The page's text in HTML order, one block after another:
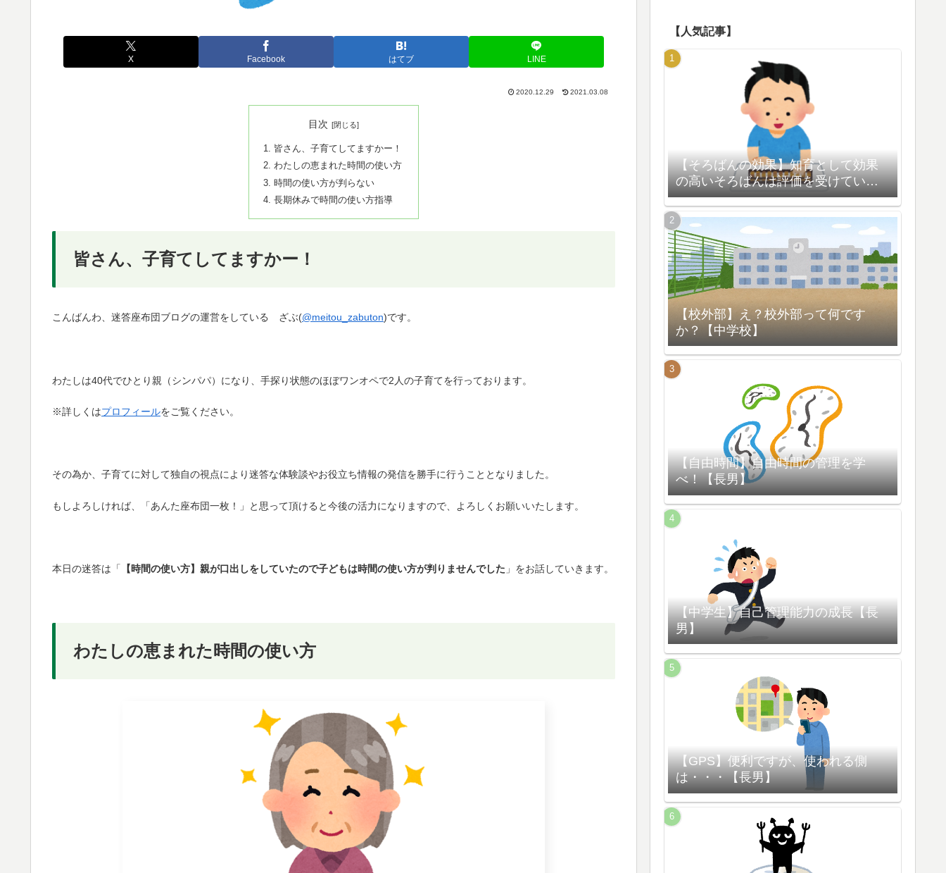
X Facebook はてブ LINE
2020.12.29 2021.03.08
目次
皆さん、子育てしてますかー！
わたしの恵まれた時間の使い方
時間の使い方が判らない
長期休みで時間の使い方指導
皆さん、子育てしてますかー！
こんばんわ、迷答座布団ブログの運営をしている ざぶ(@meitou_zabuton)です。
わたしは40代でひとり親（シンパパ）になり、手探り状態のほぼワンオペで2人の子育てを行っております。
※詳しくはプロフィールをご覧ください。
その為か、子育てに対して独自の視点により迷答な体験談やお役立ち情報の発信を勝手に行うこととなりました。
もしよろしければ、「あんた座布団一枚！」と思って頂けると今後の活力になりますので、よろしくお願いいたします。
本日の迷答は「 【時間の使い方】親が口出しをしていたので子どもは時間の使い方が判りませんでした 」をお話していきます。
わたしの恵まれた時間の使い方
【人気記事】
【そろばんの効果】知育として効果
の高いそろばんは評価を受けている
【脳の活性化】
【校外部】え？校外部って何です
か？【中学校】
【自由時間】自由時間の管理を学
べ！【長男】
【中学生】自己管理能力の成長【長
男】
【GPS】便利ですが、使われる側
は・・・【長男】